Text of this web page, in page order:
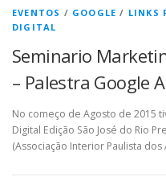
EVENTOS / GOOGLE / LINKS
DIGITAL
Seminario
– Palestra Google
No começo de Agosto de 2015
Digital Edição São José do Rio
(Associação Interior Paulista dos